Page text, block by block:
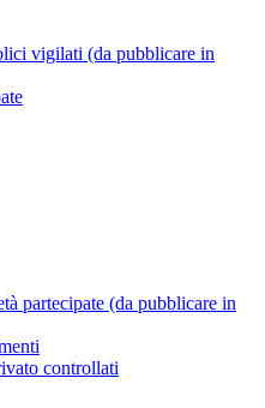
vigilati (da pubblicare in
partecipate (da pubblicare in
controllati